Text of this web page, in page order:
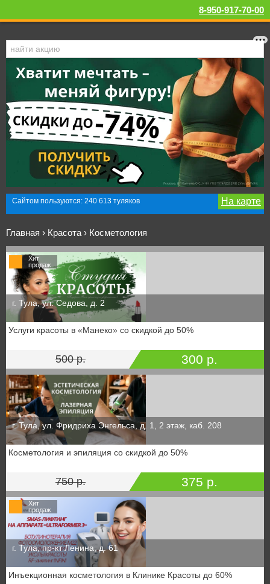
8-950-917-70-00
Сайтом пользуются: 240 613 туляков На карте
Главная › Красота › Косметология
Хит
продаж
г. Тула, ул. Седова, д. 2
Услуги красоты в «Манеко» со скидкой до 50%
500 р. 300 р.
г. Тула, ул. Фридриха Энгельса, д. 1, 2 этаж, каб. 208
Косметология и эпиляция со скидкой до 50%
750 р. 375 р.
Хит
продаж
г. Тула, пр-кт Ленина, д. 61
Инъекционная косметология в Клинике Красоты до 60%